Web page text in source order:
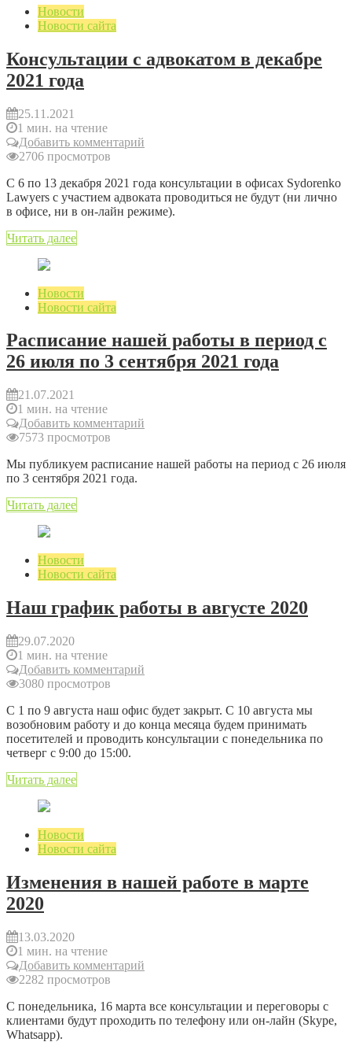
Новости
Новости сайта
Консультации с адвокатом в декабре
2021 года
25.11.2021
1 мин. на чтение
Добавить комментарий
2706 просмотров
С 6 по 13 декабря 2021 года консультации в офисах Sydorenko
Lawyers с участием адвоката проводиться не будут (ни лично
в офисе, ни в он-лайн режиме).
Читать далее
Новости
Новости сайта
Расписание нашей работы в период с
26 июля по 3 сентября 2021 года
21.07.2021
1 мин. на чтение
Добавить комментарий
7573 просмотров
Мы публикуем расписание нашей работы на период с 26 июля
по 3 сентября 2021 года.
Читать далее
Новости
Новости сайта
Наш график работы в августе 2020
29.07.2020
1 мин. на чтение
Добавить комментарий
3080 просмотров
С 1 по 9 августа наш офис будет закрыт. С 10 августа мы
возобновим работу и до конца месяца будем принимать
посетителей и проводить консультации с понедельника по
четверг с 9:00 до 15:00.
Читать далее
Новости
Новости сайта
Изменения в нашей работе в марте
2020
13.03.2020
1 мин. на чтение
Добавить комментарий
2282 просмотров
С понедельника, 16 марта все консультации и переговоры с
клиентами будут проходить по телефону или он-лайн (Skype,
Whatsapp).